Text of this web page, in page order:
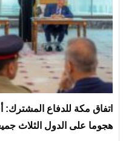
‏اتفاق مكة للدفاع
هجوما على الدول الثلاث